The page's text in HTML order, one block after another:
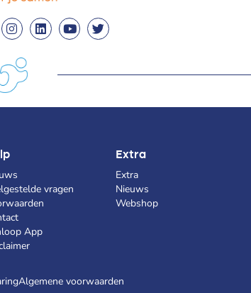
vragen
App
Extra
Extra
Nieuws
Webshop
Algemene voorwaarden